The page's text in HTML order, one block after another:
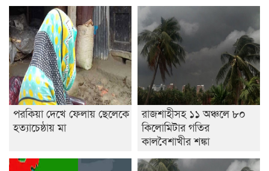
পরকিয়া দেখে ফেলায় ছেলেকে
হত্যাচেষ্ঠায় মা
রাজশাহীসহ ১১ অঞ্চলে ৮০
কিলোমিটার গতির
কালবৈশাখীর শঙ্কা